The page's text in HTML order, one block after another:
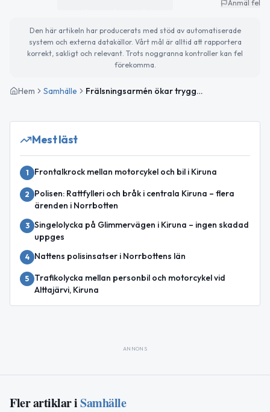
Anmäl fel
Den här artikeln har producerats med stöd av automatiserade
system och externa datakällor. Vårt mål är alltid att rapportera
korrekt, sakligt och relevant. Trots noggranna kontroller kan fel
förekomma.
Hem Samhälle Frälsningsarmén ökar tryggheten på Kirunas lokalbussar
Mest läst
1 Frontalkrock mellan motorcykel och bil i Kiruna
2
Polisen: Rattfylleri och bråk i centrala Kiruna – flera
ärenden i Norrbotten
3 Singelolycka på Glimmervägen i Kiruna – ingen skadad
uppges
4 Nattens polisinsatser i Norrbottens län
5
Trafikolycka mellan personbil och motorcykel vid
Alttajärvi, Kiruna
ANNONS
Fler artiklar iSamhälle